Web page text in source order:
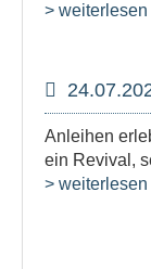
> weiterlesen
Anleihen
ein Revival,
> weiterlesen